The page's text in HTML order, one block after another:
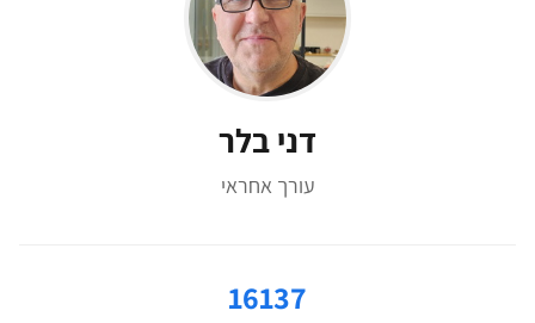
דני בלר
עורך אחראי
16137